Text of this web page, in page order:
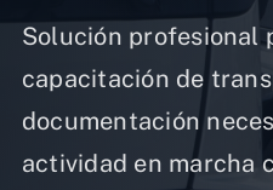
Solución profesional
capacitación de
documentación
actividad en marcha